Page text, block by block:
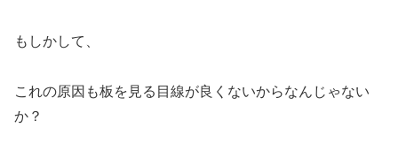
もしかして、
これの原因も板を見る目線が良くないからなんじゃない
か？